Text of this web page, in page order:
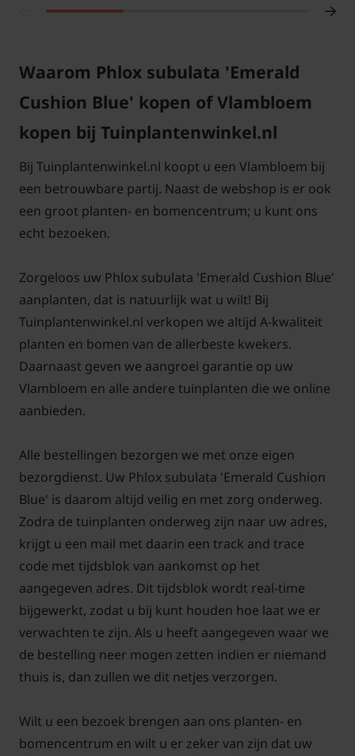
Waarom Phlox subulata 'Emerald
Cushion Blue' kopen of Vlambloem
kopen bij Tuinplantenwinkel.nl
Bij Tuinplantenwinkel.nl koopt u een Vlambloem bij
een betrouwbare partij. Naast de webshop is er ook
een groot planten- en bomencentrum; u kunt ons
echt bezoeken.
Zorgeloos uw Phlox subulata 'Emerald Cushion Blue'
aanplanten, dat is natuurlijk wat u wilt! Bij
Tuinplantenwinkel.nl verkopen we altijd A-kwaliteit
planten en bomen van de allerbeste kwekers.
Daarnaast geven we aangroei garantie op uw
Vlambloem en alle andere tuinplanten die we online
aanbieden.
Alle bestellingen bezorgen we met onze eigen
bezorgdienst. Uw Phlox subulata 'Emerald Cushion
Blue' is daarom altijd veilig en met zorg onderweg.
Zodra de tuinplanten onderweg zijn naar uw adres,
krijgt u een mail met daarin een track and trace
code met tijdsblok van aankomst op het
aangegeven adres. Dit tijdsblok wordt real-time
bijgewerkt, zodat u bij kunt houden hoe laat we er
verwachten te zijn. Als u heeft aangegeven waar we
de bestelling neer mogen zetten indien er niemand
thuis is, dan zullen we dit netjes verzorgen.
Wilt u een bezoek brengen aan ons planten- en
bomencentrum en wilt u er zeker van zijn dat uw